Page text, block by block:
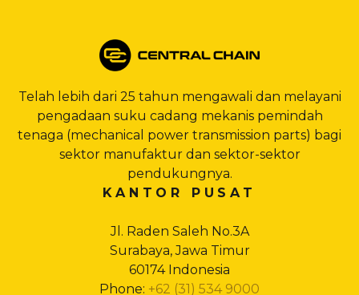
Telah lebih dari 25 tahun mengawali dan melayani
pengadaan suku cadang mekanis pemindah
tenaga (mechanical power transmission parts) bagi
sektor manufaktur dan sektor-sektor
pendukungnya.
KANTOR PUSAT
Jl. Raden Saleh No.3A
Surabaya, Jawa Timur
60174 Indonesia
Phone: +62 (31) 534 9000